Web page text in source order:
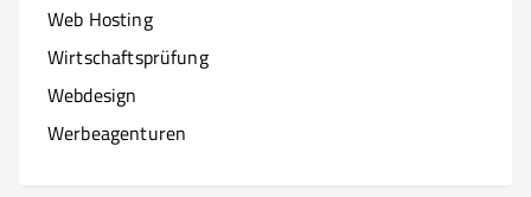
Web Hosting
Wirtschaftsprüfung
Webdesign
Werbeagenturen